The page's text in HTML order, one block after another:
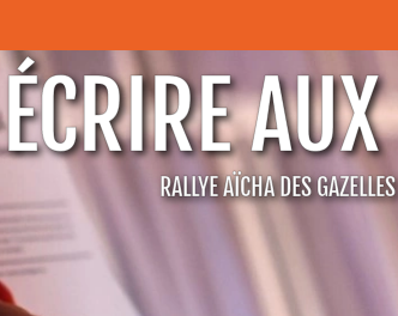
ÉCRIRE
RALLYE AÏCHA DES